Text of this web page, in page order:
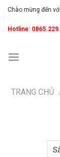
Skip
content
Chào mừng đến
Hotline:
TRANG CHỦ